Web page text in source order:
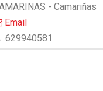
- Camariñas
Email
629940581